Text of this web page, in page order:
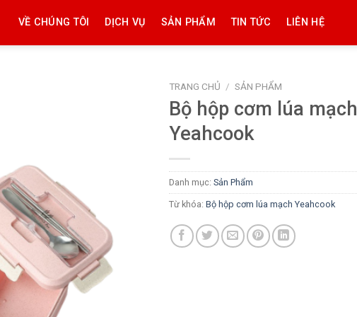
VỀ CHÚNG TÔI DỊCH VỤ SẢN PHẨM TIN TỨC LIÊN HỆ
TRANG CHỦ / SẢN PHẨM
Bộ hộp cơm lúa mạch
Yeahcook
Danh mục: Sản Phẩm
Từ khóa: Bộ hộp cơm lúa mạch Yeahcook